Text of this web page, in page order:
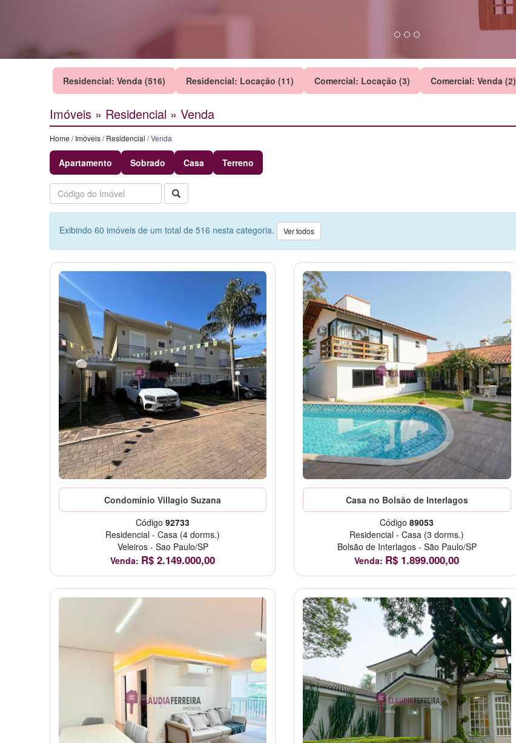
Residencial: Venda (516) Residencial: Locação (11) Comercial: Locação (3) Comercial: Venda (2)
Imóveis » Residencial » Venda
Home /Imóveis/Residencial / Venda
Apartamento Sobrado Casa Terreno
Buscar
Exibindo 60 imóveis de um total de 516 nesta categoria. Ver todos
Condomínio Villagio Suzana
Código92733
Residencial -Casa (4 dorms.)
Veleiros - Sao Paulo/SP
Venda: R$2.149.000,00
Casa no Bolsão de Interlagos
Código89053
Residencial -Casa (3 dorms.)
Bolsão de Interlagos - São Paulo/SP
Venda: R$ 1.899.000,00